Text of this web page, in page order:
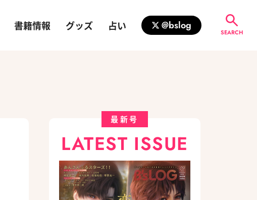
書籍情報 グッズ 占い @bslog
SEARCH
最新号
LATEST ISSUE